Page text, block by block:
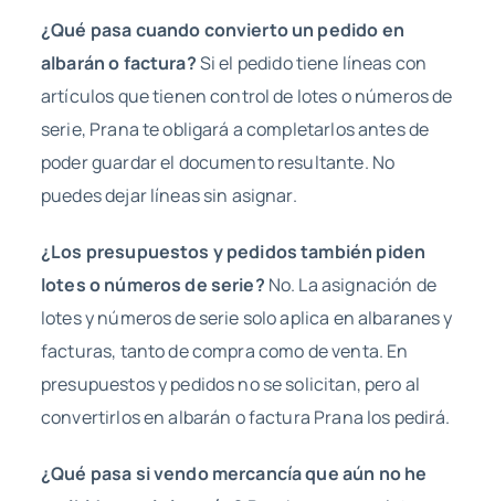
¿Qué pasa cuando convierto un pedido en
albarán o factura?Si el pedido tiene líneas con
artículos que tienen control de lotes o números de
serie, Prana te obligará a completarlos antes de
poder guardar el documento resultante. No
puedes dejar líneas sin asignar.
¿Los presupuestos y pedidos también piden
lotes o números de serie? No. La asignación de
lotes y números de serie solo aplica en albaranes y
facturas, tanto de compra como de venta. En
presupuestos y pedidos no se solicitan, pero al
convertirlos en albarán o factura Prana los pedirá.
¿Qué pasa si vendo mercancía que aún no he